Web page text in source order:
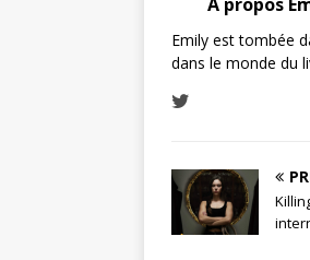
Emily est tombée
dans le monde du